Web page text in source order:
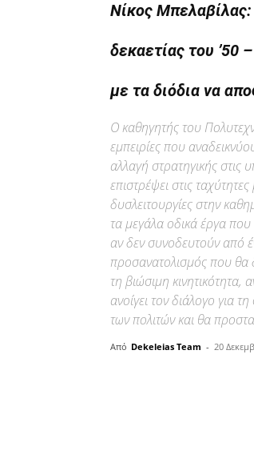
Νίκος Μπελαβίλας:
δεκαετίας του ’50
με τα διόδια να
Ο καθηγητής του
εμπειρίες που
αλλαγή στρατηγικής στις
επιστρέψει στις
δυσλειτουργίες στην
τα μεγάλα οδικά έργα που
αν δεν συνοδευτούν από
προσανατολισμός που θα
τη βιώσιμη
ανοίγει τον διάλογο για
των πολιτών και θα
Από Dekeleias Team - 20